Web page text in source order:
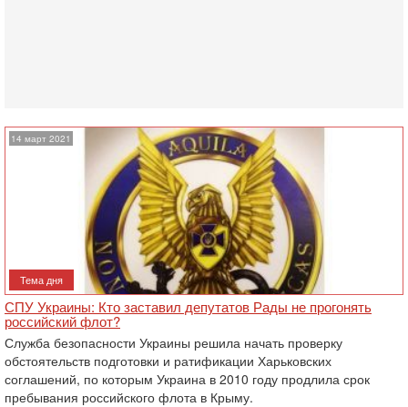
14 март 2021
Тема дня
СПУ Украины: Кто заставил депутатов Рады не прогонять
российский флот?
Служба безопасности Украины решила начать проверку
обстоятельств подготовки и ратификации Харьковских
соглашений, по которым Украина в 2010 году продлила срок
пребывания российского флота в Крыму.